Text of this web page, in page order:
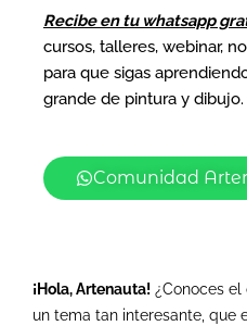
Recibe en tu whatsapp
cursos, talleres, webinar,
para que sigas
grande de pintura y dibujo.
Comunidad
¡Hola, Artenauta! ¿Conoces
un tema tan interesante, que